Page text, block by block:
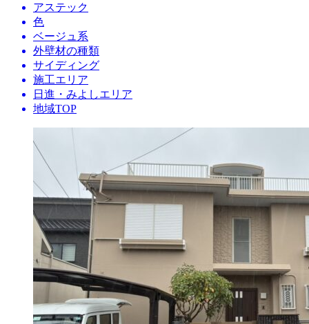
アステック
色
ベージュ系
外壁材の種類
サイディング
施工エリア
日進・みよしエリア
地域TOP